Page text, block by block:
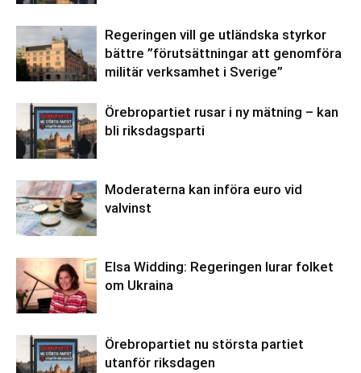
Regeringen vill ge utländska styrkor
bättre ”förutsättningar att genomföra
militär verksamhet i Sverige”
Örebropartiet rusar i ny mätning – kan
bli riksdagsparti
Moderaterna kan införa euro vid
valvinst
Elsa Widding: Regeringen lurar folket
om Ukraina
Örebropartiet nu största partiet
utanför riksdagen